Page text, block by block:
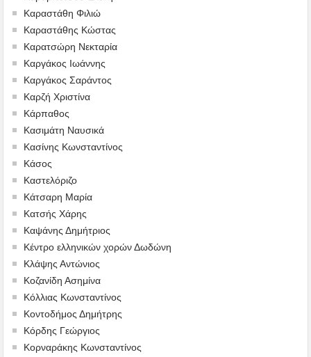
Καραστάθη Φιλιώ
Καραστάθης Κώστας
Καρατσώρη Νεκταρία
Καργάκος Ιωάννης
Καργάκος Σαράντος
Καρζή Χριστίνα
Κάρπαθος
Κασιμάτη Ναυσικά
Κασίνης Κωνσταντίνος
Κάσος
Καστελόριζο
Κάτσαρη Μαρία
Κατσής Χάρης
Καψάνης Δημήτριος
Κέντρο ελληνικών χορών Δωδώνη
Κλάψης Αντώνιος
Κοζανίδη Ασημίνα
Κόλλιας Κωνσταντίνος
Κοντοδήμος Δημήτρης
Κόρδης Γεώργιος
Κορναράκης Κωνσταντίνος